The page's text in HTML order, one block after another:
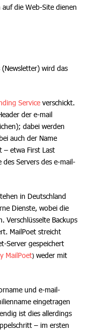
die Web-Site dienen
wird das
Service verschickt.
der e-mail
dabei werden
auch der Name
– etwa First Last
des Servers des e-mail-
in Deutschland
Dienste, wobei die
Verschlüsselte Backups
MailPoet streicht
Server gespeichert
MailPoet) weder mit
und e-mail-
eingetragen
ist dies allerdings
– im ersten